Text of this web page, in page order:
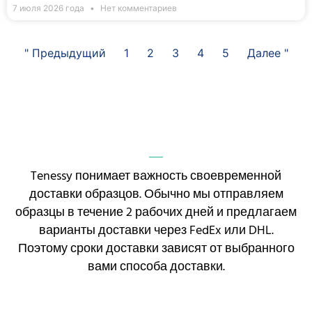
7 июля 2026 года Нет комментариев
" Предыдущий 1 2 3 4 5 Далее "
Tenessy понимает важность своевременной
доставки образцов. Обычно мы отправляем
образцы в течение 2 рабочих дней и предлагаем
варианты доставки через FedEx или DHL.
Поэтому сроки доставки зависят от выбранного
вами способа доставки.